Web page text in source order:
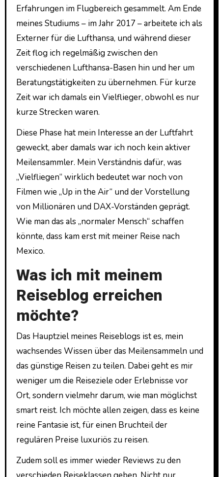
Erfahrungen im Flugbereich gesammelt. Am Ende
meines Studiums – im Jahr 2017 – arbeitete ich als
Externer für die Lufthansa, und während dieser
Zeit flog ich regelmäßig zwischen den
verschiedenen Lufthansa-Basen hin und her um
Beratungstätigkeiten zu übernehmen. Für kurze
Zeit war ich damals ein Vielflieger, obwohl es nur
kurze Strecken waren.
Diese Phase hat mein Interesse an der Luftfahrt
geweckt, aber damals war ich noch kein aktiver
Meilensammler. Mein Verständnis dafür, was
„Vielfliegen“ wirklich bedeutet war noch von
Filmen wie „Up in the Air“ und der Vorstellung
von Millionären und DAX-Vorständen geprägt.
Wie man das als „normaler Mensch“ schaffen
könnte, dass kam erst mit meiner Reise nach
Mexico.
Was ich mit meinem
Reiseblog erreichen
möchte?
Das Hauptziel meines Reiseblogs ist es, mein
wachsendes Wissen über das Meilensammeln und
das günstige Reisen zu teilen. Dabei geht es mir
weniger um die Reiseziele oder Erlebnisse vor
Ort, sondern vielmehr darum, wie man möglichst
smart reist. Ich möchte allen zeigen, dass es keine
reine Fantasie ist, für einen Bruchteil der
regulären Preise luxuriös zu reisen.
Zudem soll es immer wieder Reviews zu den